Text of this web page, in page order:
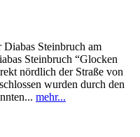
Steinbruch am
Steinbruch “Glocken
nördlich der Straße von
wurden durch den
mehr...